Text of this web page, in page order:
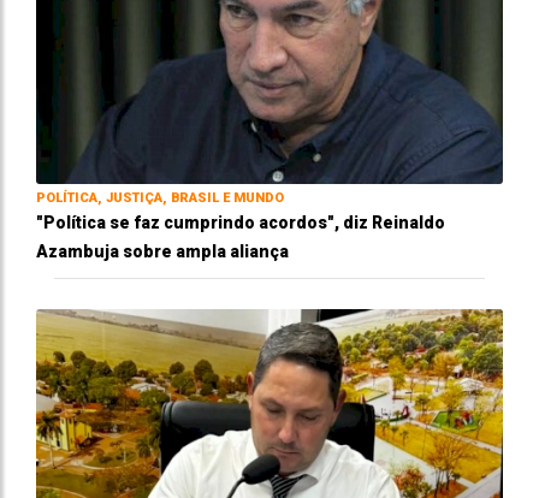
POLÍTICA, JUSTIÇA, BRASIL E MUNDO
"Política se faz cumprindo acordos", diz Reinaldo
Azambuja sobre ampla aliança